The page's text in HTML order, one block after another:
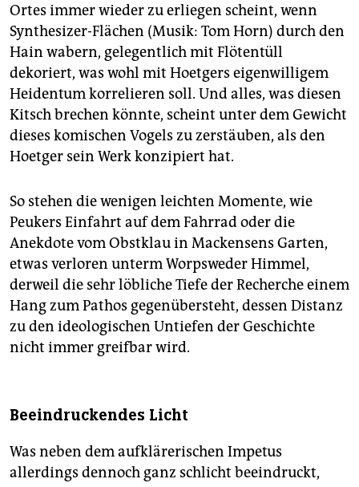
Ortes immer wieder zu erliegen scheint, wenn
Synthesizer-Flächen (Musik: Tom Horn) durch den
Hain wabern, gelegentlich mit Flötentüll
dekoriert, was wohl mit Hoetgers eigenwilligem
Heidentum korrelieren soll. Und alles, was diesen
Kitsch brechen könnte, scheint unter dem Gewicht
dieses komischen Vogels zu zerstäuben, als den
Hoetger sein Werk konzipiert hat.
So stehen die wenigen leichten Momente, wie
Peukers Einfahrt auf dem Fahrrad oder die
Anekdote vom Obstklau in Mackensens Garten,
etwas verloren unterm Worpsweder Himmel,
derweil die sehr löbliche Tiefe der Recherche einem
Hang zum Pathos gegenübersteht, dessen Distanz
zu den ideologischen Untiefen der Geschichte
nicht immer greifbar wird.
Beeindruckendes Licht
Was neben dem aufklärerischen Impetus
allerdings dennoch ganz schlicht beeindruckt,